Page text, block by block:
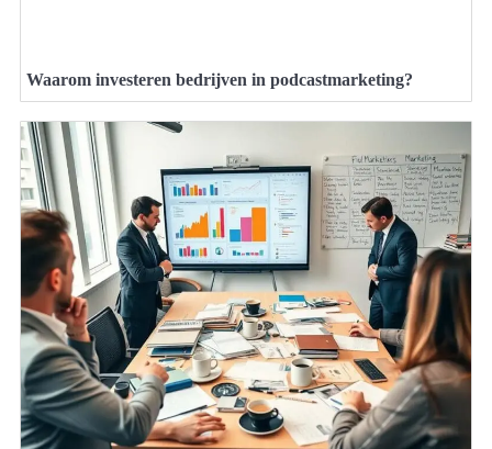
Waarom investeren bedrijven in podcastmarketing?